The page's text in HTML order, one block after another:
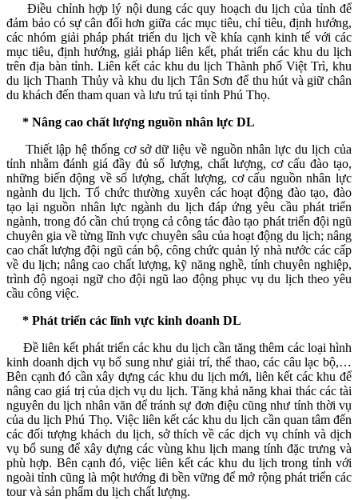
Điều chỉnh hợp lý nội dung các quy hoạch du lịch của tỉnh để
đảm bảo có sự cân đối hơn giữa các mục tiêu, chỉ tiêu, định hướng,
các nhóm giải pháp phát triển du lịch về khía cạnh kinh tế với các
mục tiêu, định hướng, giải pháp liên kết, phát triển các khu du lịch
trên địa bàn tỉnh. Liên kết các khu du lịch Thành phố Việt Trì, khu
du lịch Thanh Thủy và khu du lịch Tân Sơn để thu hút và giữ chân
du khách đến tham quan và lưu trú tại tỉnh Phú Thọ.
* Nâng cao chất lượng nguồn nhân lực DL
Thiết lập hệ thống cơ sở dữ liệu về nguồn nhân lực du lịch của
tỉnh nhằm đánh giá đầy đủ số lượng, chất lượng, cơ cấu đào tạo,
những biến động về số lượng, chất lượng, cơ cấu nguồn nhân lực
ngành du lịch. Tổ chức thường xuyên các hoạt động đào tạo, đào
tạo lại nguồn nhân lực ngành du lịch đáp ứng yêu cầu phát triển
ngành, trong đó cần chú trọng cả công tác đào tạo phát triển đội ngũ
chuyên gia về từng lĩnh vực chuyên sâu của hoạt động du lịch; nâng
cao chất lượng đội ngũ cán bộ, công chức quản lý nhà nước các cấp
về du lịch; nâng cao chất lượng, kỹ năng nghề, tính chuyên nghiệp,
trình độ ngoại ngữ cho đội ngũ lao động phục vụ du lịch theo yêu
cầu công việc.
* Phát triển các lĩnh vực kinh doanh DL
Đề liên kết phát triển các khu du lịch cần tăng thêm các loại hình
kinh doanh dịch vụ bổ sung như giải trí, thể thao, các câu lạc bộ,…
Bên cạnh đó cần xây dựng các khu du lịch mới, liên kết các khu để
nâng cao giá trị của dịch vụ du lịch. Tăng khả năng khai thác các tài
nguyên du lịch nhân văn để tránh sự đơn điệu cũng như tính thời vụ
của du lịch Phú Thọ. Việc liên kết các khu du lịch cần quan tâm đến
các đối tượng khách du lịch, sở thích về các dịch vụ chính và dịch
vụ bổ sung để xây dựng các vùng khu lịch mang tính đặc trưng và
phù hợp. Bên cạnh đó, việc liên kết các khu du lịch trong tỉnh với
ngoài tỉnh cũng là một hướng đi bền vững để mở rộng phát triển các
tour và sản phẩm du lịch chất lượng.